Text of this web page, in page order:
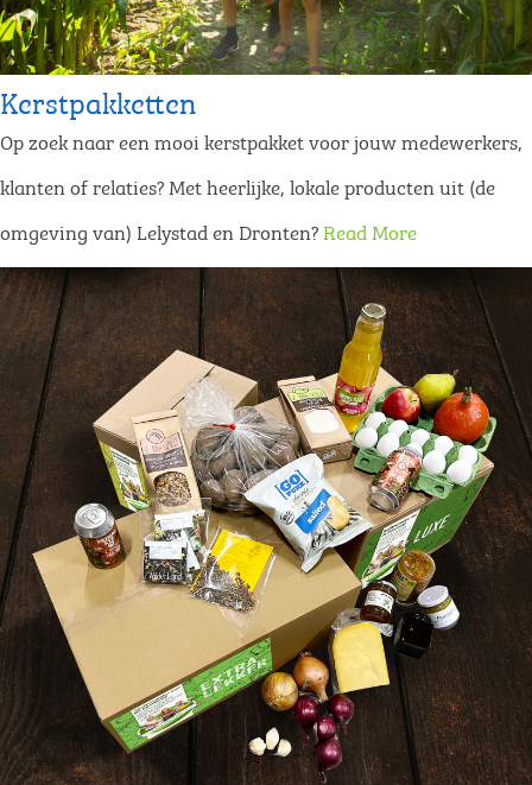
Kerstpakketten
Op zoek naar een mooi kerstpakket voor jouw medewerkers,
klanten of relaties? Met heerlijke, lokale producten uit (de
omgeving van) Lelystad en Dronten?Read More